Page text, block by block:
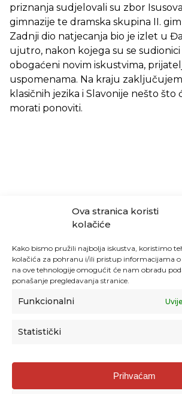
Ova stranica koristi
kolačiće
Kako bismo pružili najbolja iskustva, koristimo
kolačića za pohranu i/ili pristup informacijama
na ove tehnologije omogućit će nam obradu
ponašanje pregledavanja stranice.
Funkcionalni
Statistički
Prihvaćam
priznanja sudjelovali su zbor
gimnazije te dramska skupina II.
Zadnji dio natjecanja bio je izlet u
ujutro, nakon kojega su se
obogaćeni novim iskustvima,
uspomenama. Na kraju
klasičnih jezika i Slavonije nešto što
morati ponoviti.
Agencija za odgoj i obrazovanje
Donje Svetice 38, 10000 Zagreb